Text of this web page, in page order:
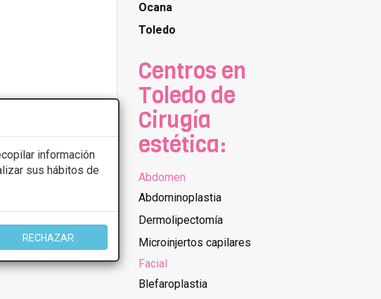
información
sus hábitos de
RECHAZAR
Ocana
Toledo
Centros en
Toledo de
Cirugía
estética:
Abdomen
Abdominoplastia
Dermolipectomía
Microinjertos capilares
Facial
Blefaroplastia